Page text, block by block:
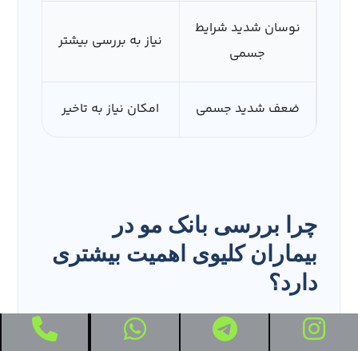
نوسان شدید شرایط
جسمی
نیاز به بررسی بیشتر
ضعف شدید جسمی امکان نیاز به تاخیر
چرا بررسی بانک مو در
بیماران کلیوی اهمیت بیشتری
دارد؟
در برخی بیماران کلیوی، ریزش مو می‌تواند گسترده‌تر